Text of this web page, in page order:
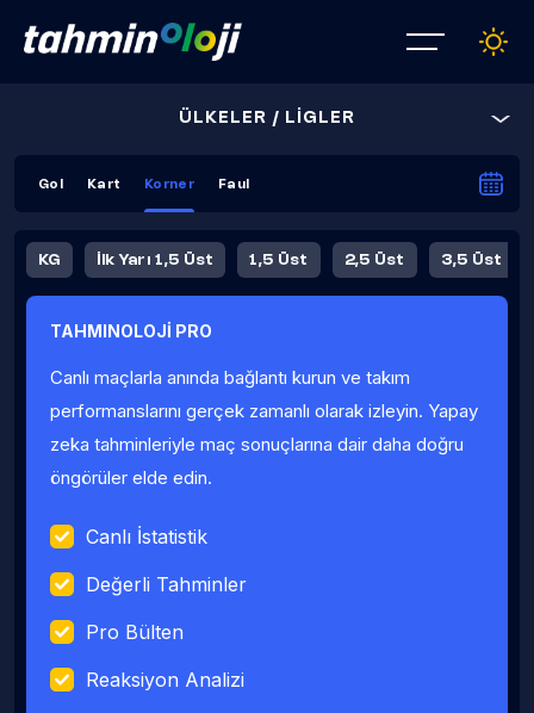
ÜLKELER / LİGLER
Gol Kart Korner Faul
KG İlk Yarı 1,5 Üst 1,5 Üst 2,5 Üst 3,5 Üst
Fauller Ortalama
TAHMINOLOJİ PRO
Canlı maçlarla anında bağlantı kurun ve takım
performanslarını gerçek zamanlı olarak izleyin. Yapay
zeka tahminleriyle maç sonuçlarına dair daha doğru
öngörüler elde edin.
Canlı İstatistik
Değerli Tahminler
Pro Bülten
Reaksiyon Analizi